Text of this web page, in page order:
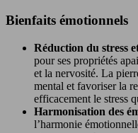
Bienfaits émotionnels
Réduction du stress
pour ses propriétés
et la nervosité. La
mental et favoriser la
efficacement le stress
Harmonisation des
l’harmonie